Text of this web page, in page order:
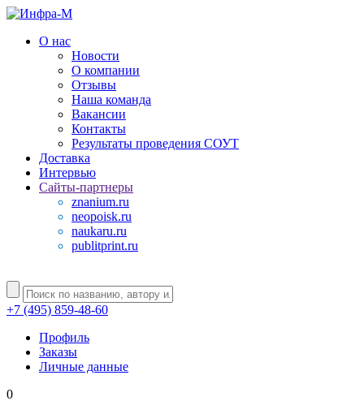
О нас
Новости
О компании
Отзывы
Наша команда
Вакансии
Контакты
Результаты проведения СОУТ
Доставка
Интервью
Сайты-партнеры
znanium.ru
neopoisk.ru
naukaru.ru
publitprint.ru
+7 (495) 859-48-60
Профиль
Заказы
Личные данные
0